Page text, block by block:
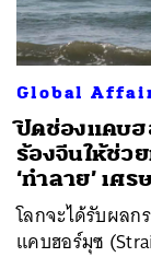
Global
ปิดช่องแคบฮ
ร้องจีนให้ช่ว
‘ทำลาย’ เศ
โลกจะได้รับผล
แคบฮอร์มุซ